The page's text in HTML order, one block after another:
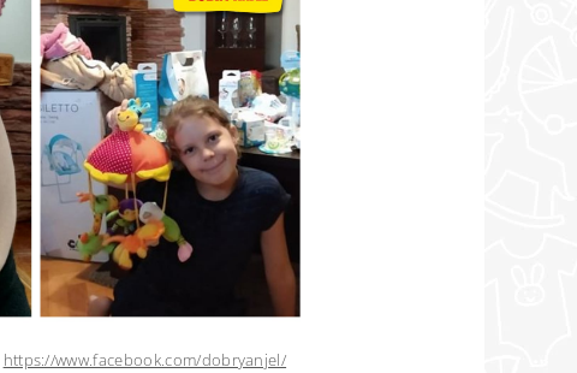
https://www.facebook.com/dobryanjel/